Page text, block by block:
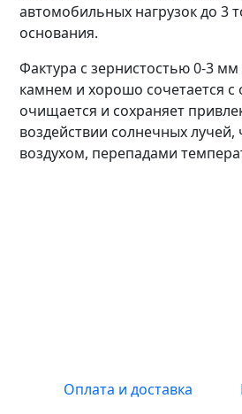
автомобильных нагрузок до 3
основания.
Фактура с зернистостью 0-3
камнем и хорошо сочетается с
очищается и сохраняет
воздействии солнечных
воздухом, перепадами
Оплата и доставка